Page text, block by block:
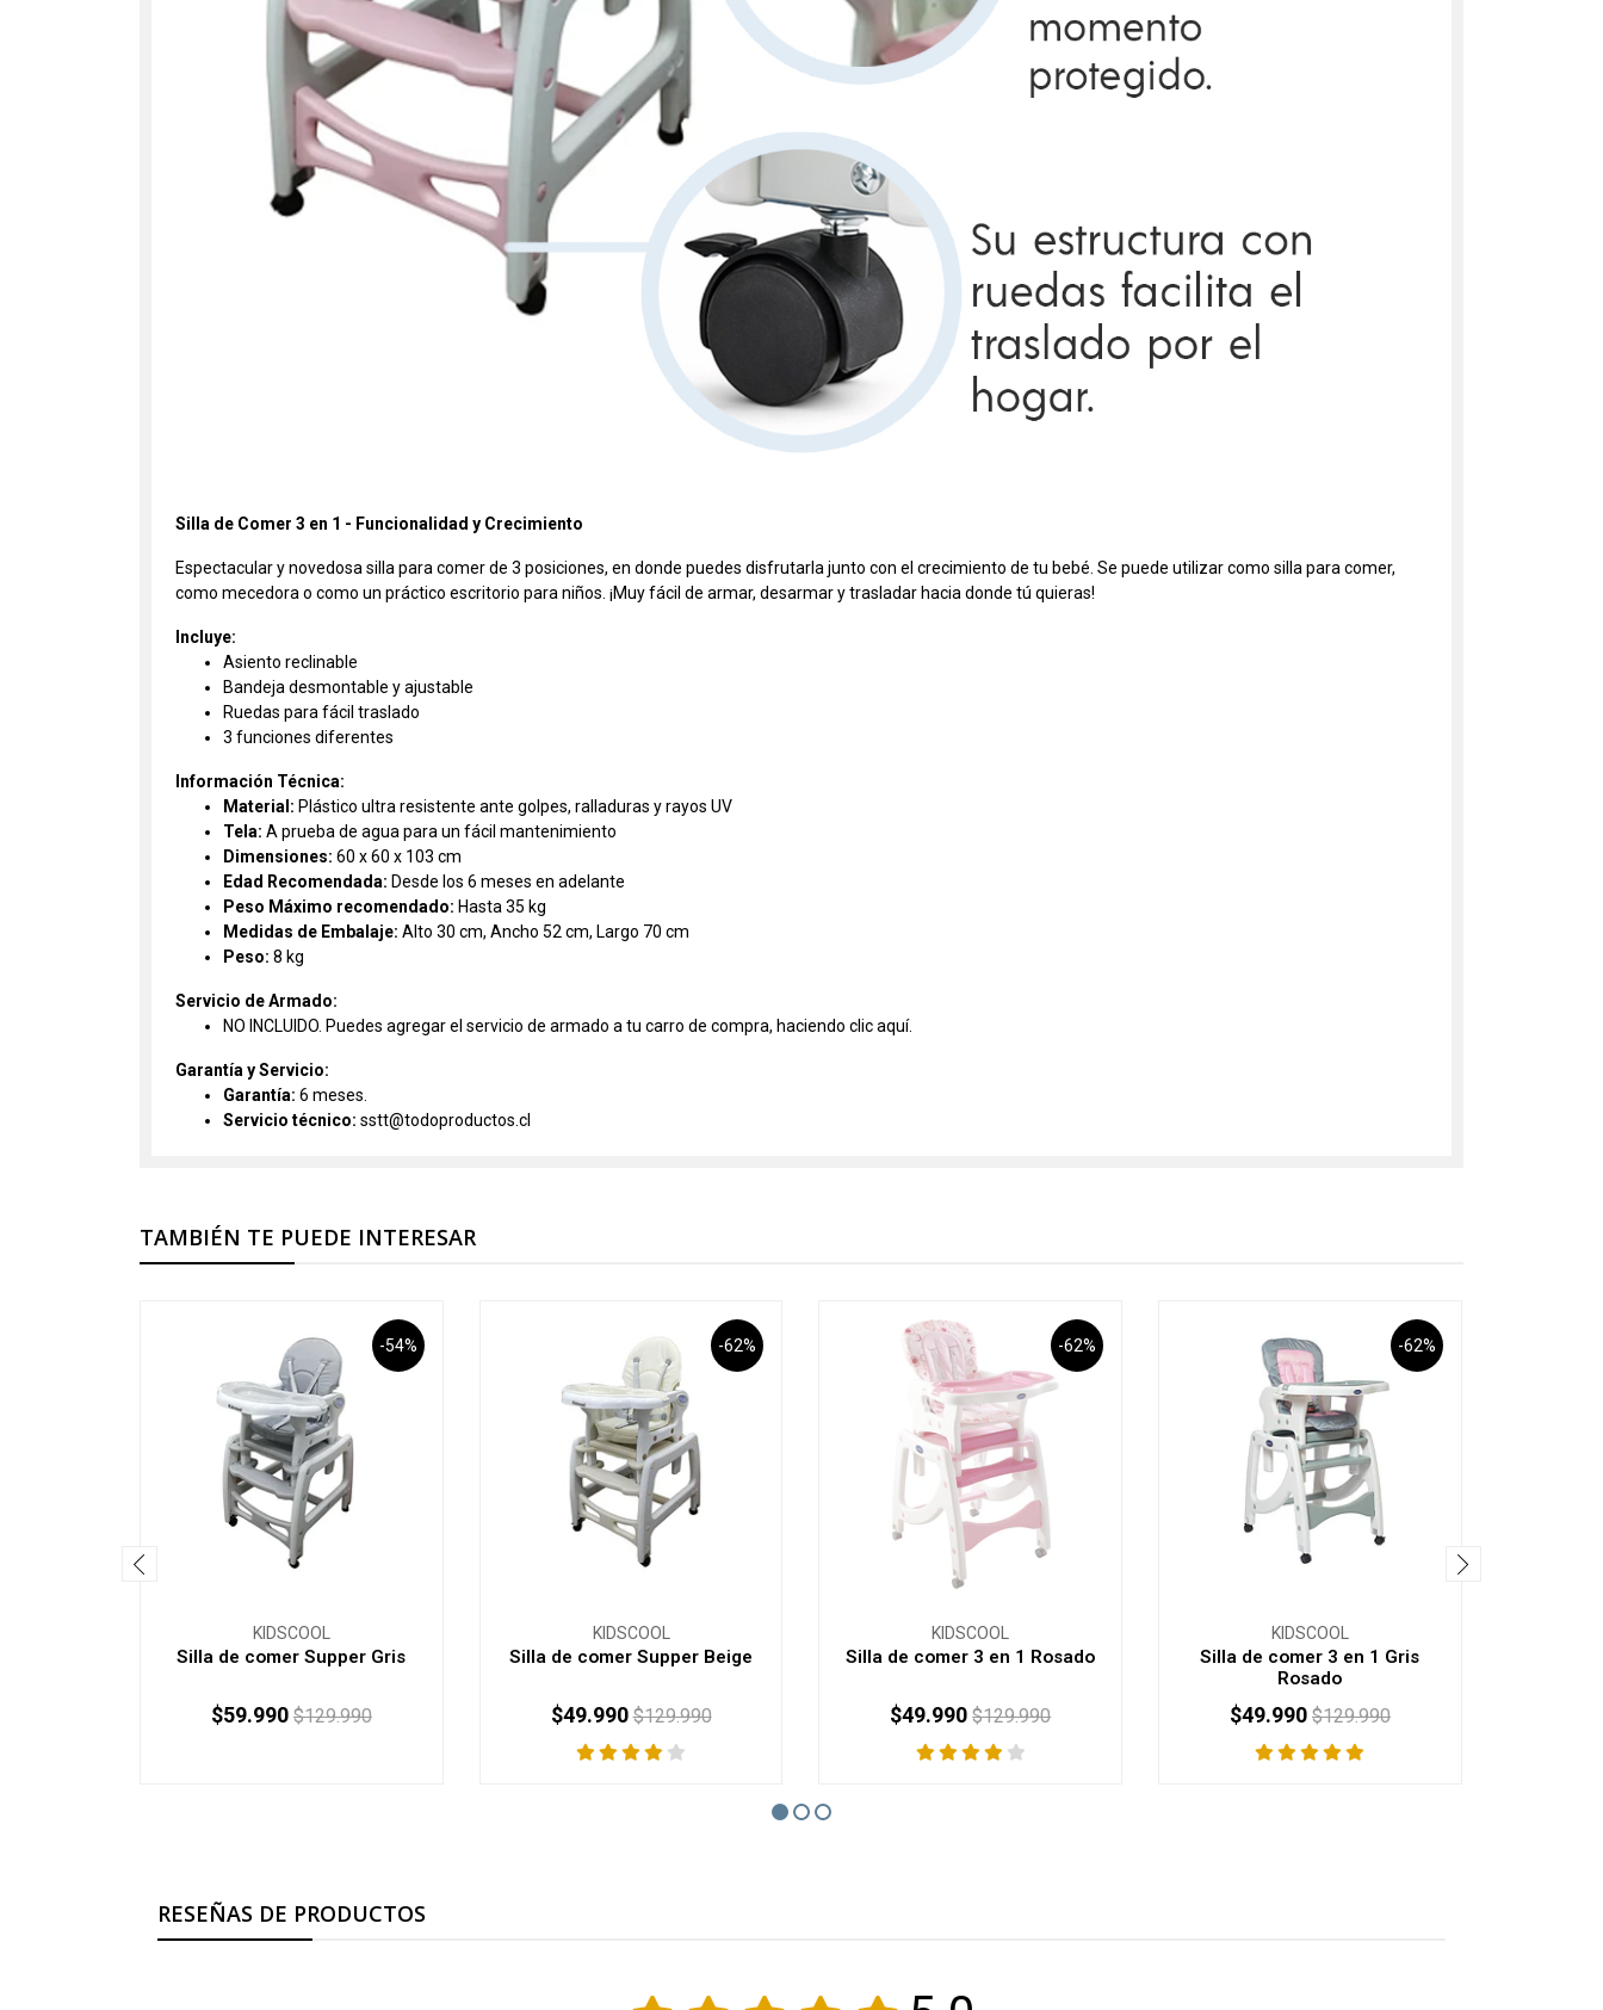
Silla de Comer 3 en 1 - Funcionalidad y Crecimiento
Espectacular y novedosa silla para comer de 3 posiciones, en donde puedes disfrutarla junto con el crecimiento de tu bebé. Se puede utilizar como silla para comer,
como mecedora o como un práctico escritorio para niños. ¡Muy fácil de armar, desarmar y trasladar hacia donde tú quieras!
Incluye:
Asiento reclinable
Bandeja desmontable y ajustable
Ruedas para fácil traslado
3 funciones diferentes
Información Técnica:
Material: Plástico ultra resistente ante golpes, ralladuras y rayos UV
Tela: A prueba de agua para un fácil mantenimiento
Dimensiones: 60 x 60 x 103 cm
Edad Recomendada: Desde los 6 meses en adelante
Peso Máximo recomendado: Hasta 35 kg
Medidas de Embalaje: Alto 30 cm, Ancho 52 cm, Largo 70 cm
Peso: 8 kg
Servicio de Armado:
NO INCLUIDO. Puedes agregar el servicio de armado a tu carro de compra, haciendo clicaquí.
Garantía y Servicio:
Garantía: 6 meses.
Servicio técnico: sstt@todoproductos.cl
TAMBIÉN TE PUEDE INTERESAR
-54%
KIDSCOOL
Silla de comer Supper Gris
$59.990 $129.990
-62%
KIDSCOOL
Silla de comer Supper Beige
$49.990 $129.990
-62%
KIDSCOOL
Silla de comer 3 en 1 Rosado
AGOTADO
$49.990 $129.990
-62%
KIDSCOOL
Silla de comer 3 en 1 Gris
Rosado
$49.990 $129.990
RESEÑAS DE PRODUCTOS